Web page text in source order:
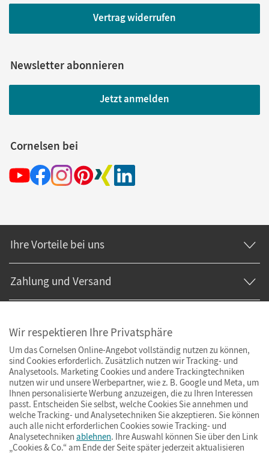
Vertrag widerrufen
Newsletter abonnieren
Jetzt anmelden
Cornelsen bei
Ihre Vorteile bei uns
Zahlung und Versand
ImpressumAGBDatenschutzBarrierefreiheitCookies & Co.
Wir respektieren Ihre Privatsphäre
Um das Cornelsen Online-Angebot vollständig nutzen zu können,
sind Cookies erforderlich. Zusätzlich nutzen wir Tracking- und
Analysetools. Marketing Cookies und andere Trackingtechniken
nutzen wir und unsere Werbepartner, wie z. B. Google und Meta, um
Ihnen personalisierte Werbung anzuzeigen, die zu Ihren Interessen
passt. Entscheiden Sie selbst, welche Cookies Sie annehmen und
welche Tracking- und Analysetechniken Sie akzeptieren. Sie können
auch alle nicht erforderlichen Cookies sowie Tracking- und
Analysetechniken ablehnen. Ihre Auswahl können Sie über den Link
„Cookies & Co.“ am Ende der Seite später jederzeit aktualisieren